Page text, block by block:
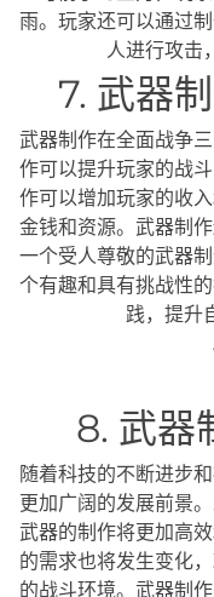
雨。玩家还可以通过
人进行攻击
7. 武器
武器制作在全面战争
作可以提升玩家的战
作可以增加玩家的收
金钱和资源。武器制
一个受人尊敬的武器
个有趣和具有挑战性
践，提升
8. 武器
随着科技的不断进步
更加广阔的发展前景
武器的制作将更加高
的需求也将发生变化
的战斗环境。武器制